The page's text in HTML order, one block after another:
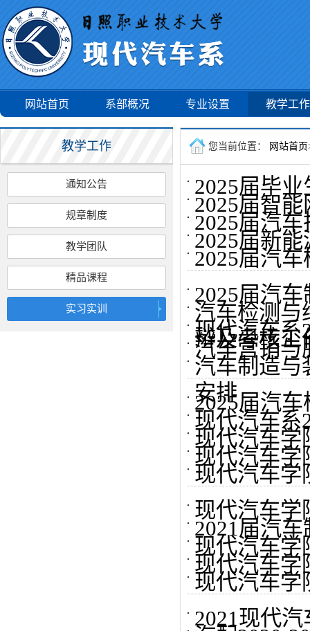
网站首页 系部概况 专业设置 教学工作
教学工作
通知公告
规章制度
教学团队
精品课程
实习实训
您当前位置： 网站首页
2025届毕
2025届智
2025届汽
2025届新
2025届汽
2025届汽
汽车检测与
辩及考核工
现代汽车系
汽车营销与
汽车制造与
安排
2025届汽
现代汽车系
现代汽车学
现代汽车学
现代汽车学
现代汽车学
2021届汽
现代汽车学
现代汽车学
现代汽车学
2021现代